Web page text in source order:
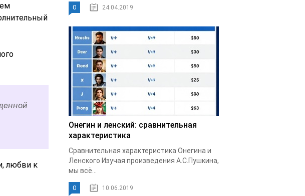
любви к
0 24.04.2019
Онегин и ленский: сравнительная
характеристика
Сравнительная характеристика Онегина и
Ленского Изучая произведения А.С.Пушкина,
мы всё...
0 10.06.2019